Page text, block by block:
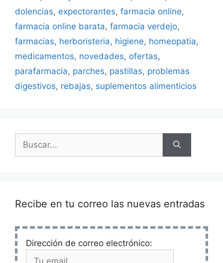
dolencias, expectorantes, farmacia online,
farmacia online barata, farmacia verdejo,
farmacias, herboristeria, higiene, homeopatia,
medicamentos, novedades, ofertas,
parafarmacia, parches, pastillas, problemas
digestivos, rebajas, suplementos alimenticios
Buscar:
Recibe en tu correo las nuevas entradas
Dirección de correo electrónico: